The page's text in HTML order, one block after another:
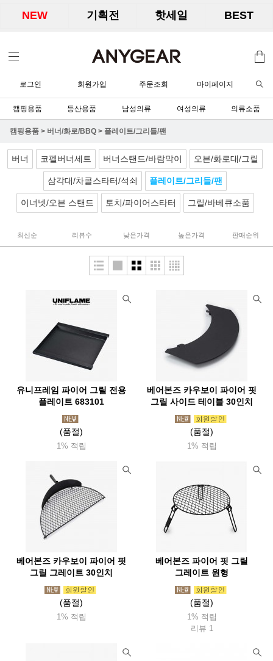
NEW 기획전 핫세일 BEST
로그인 회원가입 주문조회 마이페이지
캠핑용품 등산용품 남성의류 여성의류 의류소품
캠핑용품 > 버너/화로/BBQ > 플레이트/그리들/팬
버너 코펠버너세트 버너스탠드/바람막이 오븐/화로대/그릴
삼각대/차콜스타터/석쇠 플레이트/그리들/팬
이너넷/오븐 스탠드 토치/파이어스타터 그릴/바베큐소품
최신순 리뷰수 낮은가격 높은가격 판매순위
유니프레임 파이어 그릴 전용
플레이트 683101
(품절)
1% 적립
베어본즈 카우보이 파이어 핏
그릴 사이드 테이블 30인치
(품절)
1% 적립
베어본즈 카우보이 파이어 핏
그릴 그레이트 30인치
(품절)
1% 적립
베어본즈 파이어 핏 그릴
그레이트 원형
(품절)
1% 적립
리뷰 1